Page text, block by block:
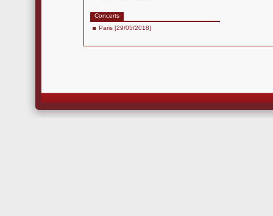
Concerts
Paris [29/05/2018]